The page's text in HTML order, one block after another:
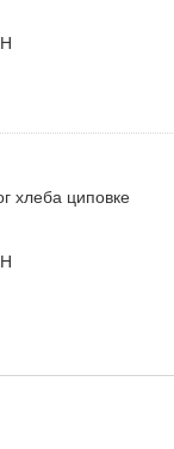
хлеба циповке